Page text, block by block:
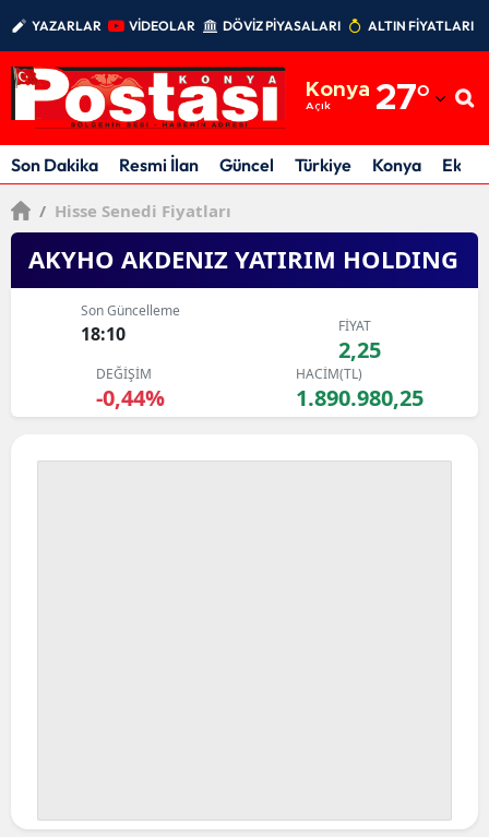
YAZARLAR VİDEOLAR DÖVİZ PİYASALARI ALTIN FİYATLARI
Konya
Açık 27°
Adıyaman
Afyonkarahisar
Ankara
Antalya
Artvin
Aydın
Balıkesir
Çankırı
Son Dakika Resmi İlan Güncel Türkiye Konya
/ Hisse Senedi Fiyatları
AKYHO AKDENIZ YATIRIM HOLDING
Son Güncelleme
18:10 FİYAT
2,25
DEĞİŞİM
-0,44%
HACİM(TL)
1.890.980,25